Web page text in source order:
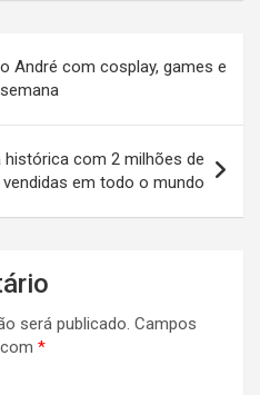
André com cosplay, games e
com 2 milhões de
em todo o mundo
será publicado. Campos
*